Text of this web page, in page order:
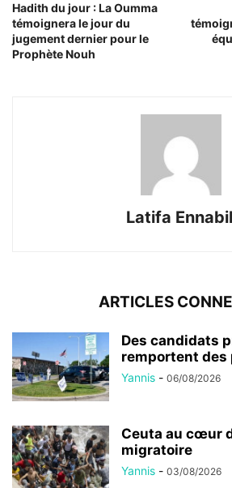
Hadith du jour : La Oumma
témoignera le jour du
jugement dernier pour le
Prophète Nouh
Latifa
ARTICLES
Des candidats
remportent des
Yannis - 06/08/2026
Ceuta au cœur
migratoire
Yannis - 03/08/2026